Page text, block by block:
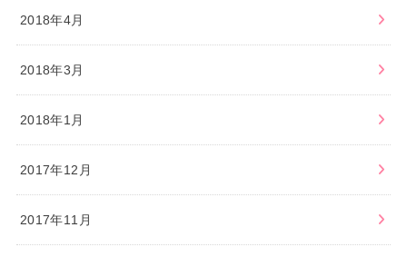
2018年4月
2018年3月
2018年1月
2017年12月
2017年11月